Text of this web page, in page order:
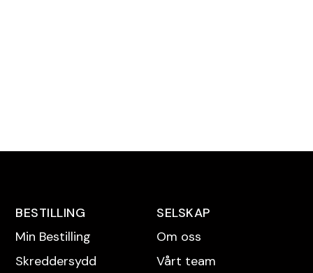
BESTILLING
Min Bestilling
Skreddersydd
SELSKAP
Om oss
Vårt team